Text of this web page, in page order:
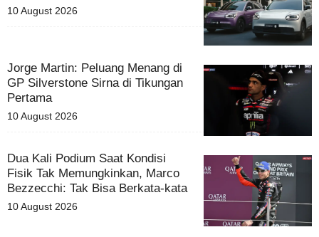
10 August 2026
Jorge Martin: Peluang Menang di
GP Silverstone Sirna di Tikungan
Pertama
10 August 2026
Dua Kali Podium Saat Kondisi
Fisik Tak Memungkinkan, Marco
Bezzecchi: Tak Bisa Berkata-kata
10 August 2026